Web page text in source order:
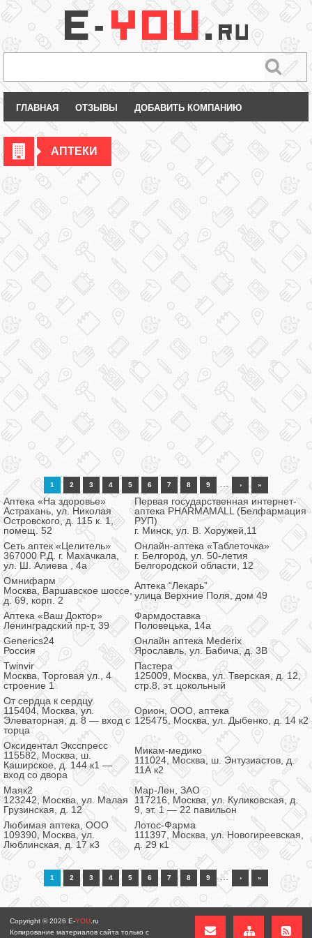
ГЛАВНАЯ ОТЗЫВЫ ДОБАВИТЬ КОМПАНИЮ
АПТЕКИ
1 2 3 4 5 6 7 8 9 … › »
Аптека «На здоровье»
Астрахань, ул. Николая
Островского, д. 115 к. 1,
помещ. 52
Первая государственная интернет-
аптека PHARMAMALL (Белфармация
РУП)
г. Минск, ул. В. Хоружей,11
Сеть аптек «Целитель»
367000 Р.Д. г. Махачкала,
ул. Ш. Алиева , 4а
Онлайн-аптека «Таблеточка»
г. Белгород, ул. 50-летия
Белгородской области, 12
Омнифарм
Москва, Варшавское шоссе,
д. 69, корп. 2
Аптека “Лекарь”
улица Верхние Поля, дом 49
Аптека «Ваш Доктор»
Ленинградский пр-т, 39
Фармдоставка
Половецька, 14а
Generics24
Россия
Онлайн аптека Mederix
Ярославль, ул. Бабича, д. 3В
Twinvir
Москва, Торговая ул., 4
строение 1
Пастера
125009, Москва, ул. Тверская, д. 12,
стр.8, эт. цокольный
От сердца к сердцу
115404, Москва, ул.
Элеваторная, д. 8 — вход с
торца
Орион, ООО, аптека
125475, Москва, ул. Дыбенко, д. 14 к2
Оксидентал Эксспресс
115582, Москва, ш.
Каширское, д. 144 к1 —
вход со двора
Микам-медико
111024, Москва, ш. Энтузиастов, д.
11А к2
Маяк2
123242, Москва, ул. Малая
Грузинская, д. 12
Мар-Лен, ЗАО
117216, Москва, ул. Куликовская, д.
9, эт. 1 — 22 павильон
Любимая аптека, ООО
109390, Москва, ул.
Люблинская, д. 17 к3
Лотос-Фарма
111397, Москва, ул. Новогиреевская,
д. 29 к1
1 2 3 4 5 6 7 8 9 … › »
Copyright © 2026 E-YOU .ru
Копирование материалов сайта только с